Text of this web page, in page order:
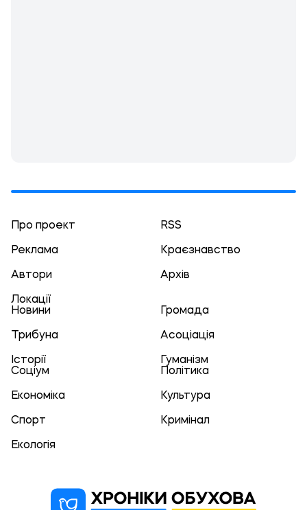
Про проект RSS
Реклама Краєзнавство
Автори Архів
Локації
Новини
Громада
Трибуна Асоціація
Історії
Гуманізм
Соціум
Політика
Економіка Культура
Спорт Кримінал
Екологія